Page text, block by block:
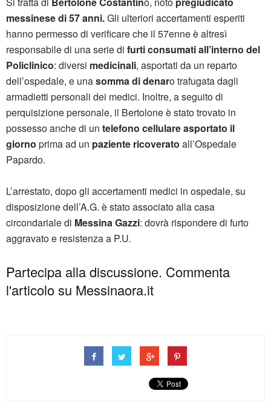
messinese di 57 anni.Gli ulteriori accertamenti esperiti
hanno permesso di verificare che il 57enne è altresì
responsabile di una serie di furti consumati all’interno del
Policlinico: diversi medicinali, asportati da un reparto
dell’ospedale, e unasomma di denaro trafugata dagli
armadietti personali dei medici. Inoltre, a seguito di
perquisizione personale, il Bertolone è stato trovato in
possesso anche di un telefono cellulare asportato il
giorno prima ad un paziente ricoverato all’Ospedale
Papardo.
L’arrestato, dopo gli accertamenti medici in ospedale, su
disposizione dell’A.G. è stato associato alla casa
circondariale di Messina Gazzi: dovrà rispondere di furto
aggravato e resistenza a P.U.
Partecipa alla discussione. Commenta
l'articolo su Messinaora.it